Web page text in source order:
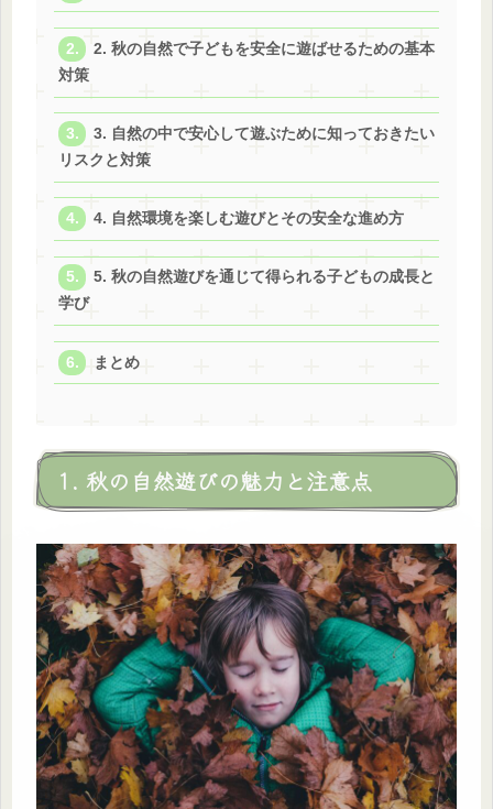
2. 秋の自然で子どもを安全に遊ばせるための基本
対策
3. 自然の中で安心して遊ぶために知っておきたい
リスクと対策
4. 自然環境を楽しむ遊びとその安全な進め方
5. 秋の自然遊びを通じて得られる子どもの成長と
学び
まとめ
1. 秋の自然遊びの魅力と注意点